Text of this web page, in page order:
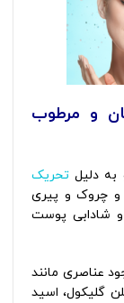
و مرطوب
دلیل تحریک
و چروک و پیری
شادابی پوست
عناصری مانند
گلیکول، اسید